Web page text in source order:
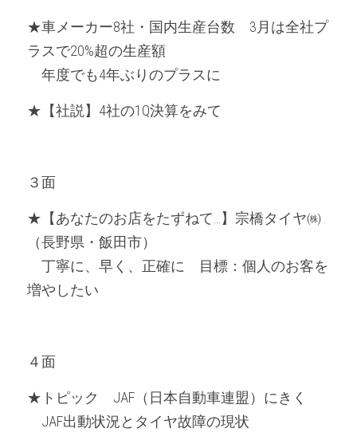
★車メーカー8社・国内生産台数　3月は全社プ
ラスで20%超の生産額
年度でも4年ぶりのプラスに
★【社説】4社の1Q決算をみて
３面
★【あなたのお店をたずねて…】宗橋タイヤ㈱
（長野県・飯田市）
丁寧に、早く、正確に　目標：個人のお客を
増やしたい
４面
★トピック　JAF（日本自動車連盟）にきく
JAF出動状況とタイヤ故障の現状